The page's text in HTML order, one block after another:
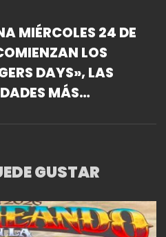
MIÉRCOLES 24 DE
LOS
DAYS», LAS
MÁS
GUSTAR